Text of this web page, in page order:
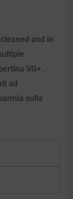
and in
VG+ .
ad
sulla